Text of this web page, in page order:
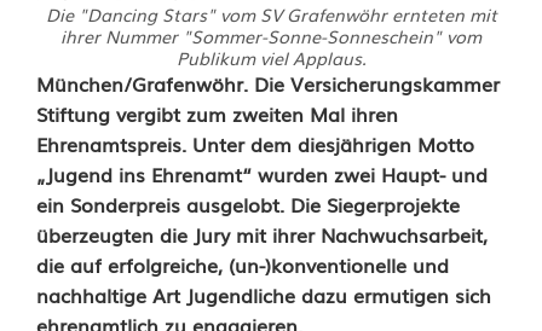
Die "Dancing Stars" vom SV Grafenwöhr ernteten mit
ihrer Nummer "Sommer-Sonne-Sonneschein" vom
Publikum viel Applaus.
S
V
G
r
a
f
München/Grafenwöhr. Die Versicherungskammer
Stiftung vergibt zum zweiten Mal ihren
Ehrenamtspreis. Unter dem diesjährigen Motto
„Jugend ins Ehrenamt“ wurden zwei Haupt- und
ein Sonderpreis ausgelobt. Die Siegerprojekte
überzeugten die Jury mit ihrer Nachwuchsarbeit,
die auf erfolgreiche, (un-)konventionelle und
nachhaltige Art Jugendliche dazu ermutigen sich
ehrenamtlich zu engagieren.